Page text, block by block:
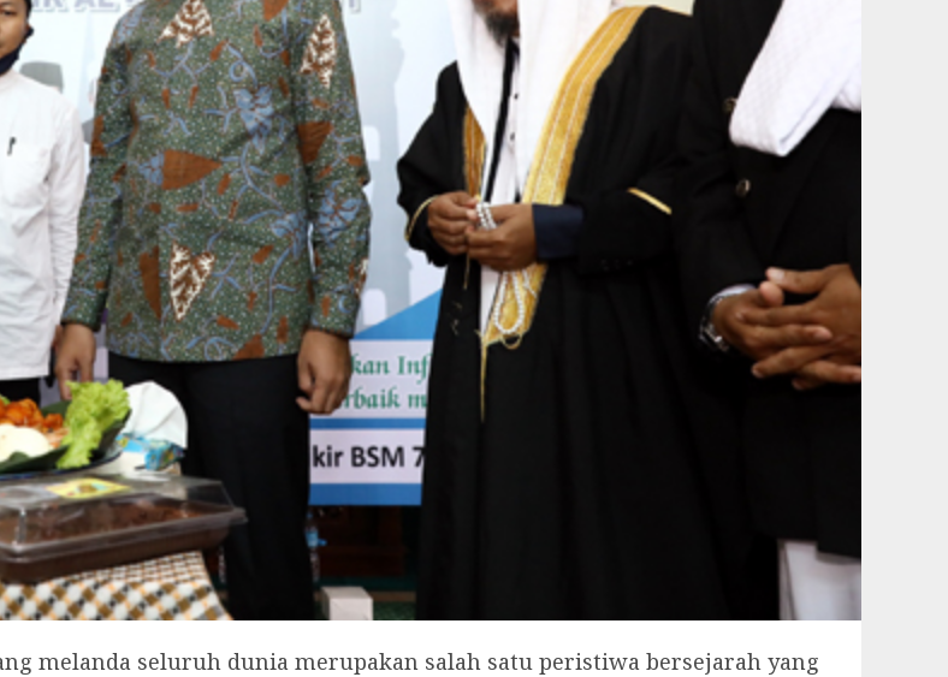
melanda seluruh dunia merupakan salah satu peristiwa bersejarah yang